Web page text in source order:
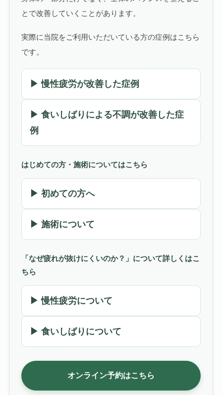
とで改善していくことがあります。
実際に当院をご利用いただいている方の症例はこちら
です。
▶ 慢性疲労が改善した症例
▶ 食いしばりによる不調が改善した症
例
はじめての方・施術についてはこちら
▶ 初めての方へ
▶ 施術について
「なぜ疲れが抜けにくいのか？」について詳しくはこ
ちら
▶ 慢性疲労について
▶ 食いしばりについて
オンライン予約はこちら